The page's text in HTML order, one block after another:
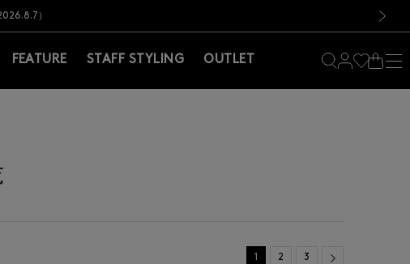
料無料！お買い物の際は会員登録を！
）
）
料無料！お買い物の際は会員登録を！
FEATURE STAFF STYLING OUTLET
1 2 3 Next